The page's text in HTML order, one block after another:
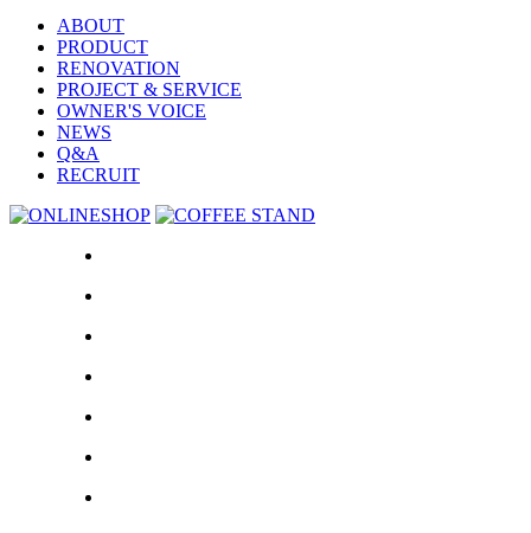
ABOUT
PRODUCT
RENOVATION
PROJECT & SERVICE
OWNER'S VOICE
NEWS
Q&A
RECRUIT